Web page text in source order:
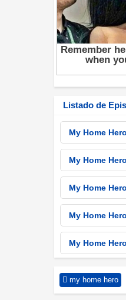
Listado de
My Home
My Home
My Home
My Home
My Home
my home hero